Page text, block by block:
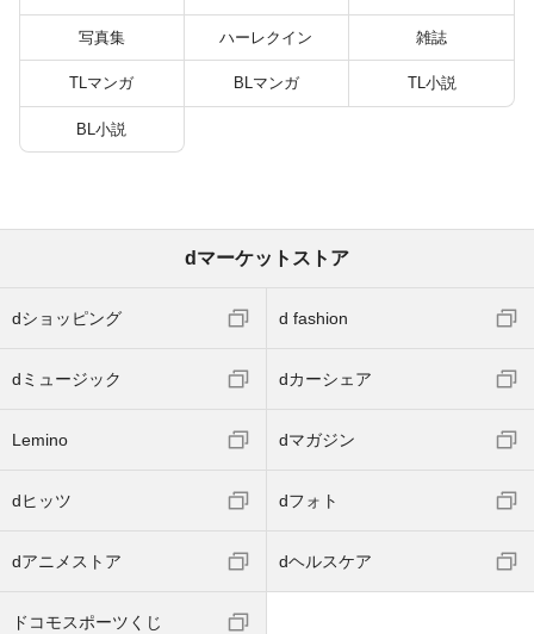
写真集 ハーレクイン 雑誌
TLマンガ BLマンガ TL小説
BL小説
dマーケットストア
dショッピング d fashion
dミュージック dカーシェア
Lemino dマガジン
dヒッツ dフォト
dアニメストア dヘルスケア
ドコモスポーツくじ